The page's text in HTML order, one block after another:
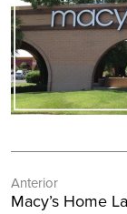
de
Anterior
Post
Macy’s Home